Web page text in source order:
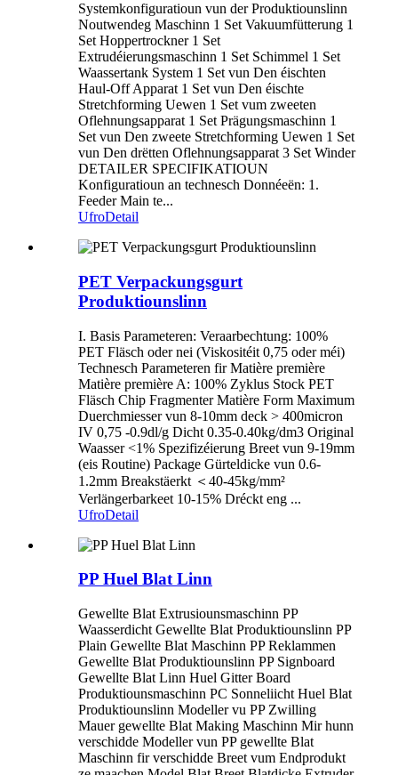
Systemkonfiguratioun vun der Produktiounslinn
Noutwendeg Maschinn 1 Set Vakuumfütterung 1
Set Hoppertrockner 1 Set
Extrudéierungsmaschinn 1 Set Schimmel 1 Set
Waassertank System 1 Set vun Den éischten
Haul-Off Apparat 1 Set vun Den éischte
Stretchforming Uewen 1 Set vum zweeten
Oflehnungsapparat 1 Set Prägungsmaschinn 1
Set vun Den zweete Stretchforming Uewen 1 Set
vun Den drëtten Oflehnungsapparat 3 Set Winder
DETAILER SPECIFIKATIOUN
Konfiguratioun an technesch Donnéeën: 1.
Feeder Main te...
UfroDetail
PET Verpackungsgurt
Produktiounslinn
I. Basis Parameteren: Veraarbechtung: 100%
PET Fläsch oder nei (Viskositéit 0,75 oder méi)
Technesch Parameteren fir Matière première
Matière première A: 100% Zyklus Stock PET
Fläsch Chip Fragmenter Matière Form Maximum
Duerchmiesser vun 8-10mm deck > 400micron
IV 0,75 -0.9dl/g Dicht 0.35-0.40kg/dm3 Original
Waasser <1% Spezifizéierung Breet vun 9-19mm
(eis Routine) Package Gürteldicke vun 0.6-
1.2mm Breakstäerkt ＜40-45kg/mm²
Verlängerbarkeet 10-15% Dréckt eng ...
UfroDetail
PP Huel Blat Linn
Gewellte Blat Extrusiounsmaschinn PP
Waasserdicht Gewellte Blat Produktiounslinn PP
Plain Gewellte Blat Maschinn PP Reklammen
Gewellte Blat Produktiounslinn PP Signboard
Gewellte Blat Linn Huel Gitter Board
Produktiounsmaschinn PC Sonneliicht Huel Blat
Produktiounslinn Modeller vu PP Zwilling
Mauer gewellte Blat Making Maschinn Mir hunn
verschidde Modeller vun PP gewellte Blat
Maschinn fir verschidde Breet vum Endprodukt